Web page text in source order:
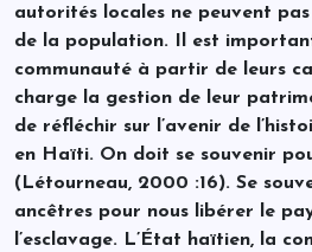
autorités locales ne peuvent
de la population. Il est
communauté à partir de leurs
charge la gestion de leur
de réfléchir sur l’avenir de
en Haïti. On doit se souvenir
(Létourneau, 2000 :16). Se
ancêtres pour nous libérer le
l’esclavage. L’État haïtien, la